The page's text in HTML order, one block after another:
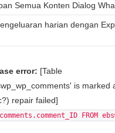
Semua Konten Dialog
harian dengan
error: [Table
is marked
repair failed]